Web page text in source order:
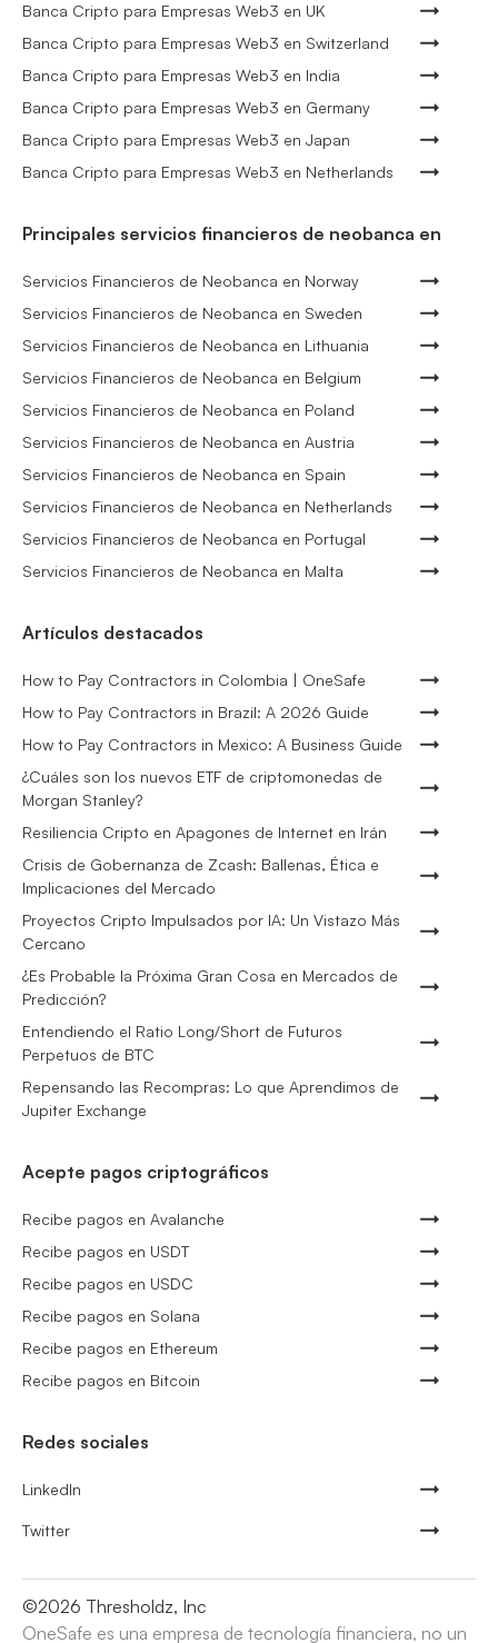
Banca Cripto para Empresas Web3 en UK
Banca Cripto para Empresas Web3 en Switzerland
Banca Cripto para Empresas Web3 en India
Banca Cripto para Empresas Web3 en Germany
Banca Cripto para Empresas Web3 en Japan
Banca Cripto para Empresas Web3 en Netherlands
Principales servicios financieros de neobanca en
Servicios Financieros de Neobanca en Norway
Servicios Financieros de Neobanca en Sweden
Servicios Financieros de Neobanca en Lithuania
Servicios Financieros de Neobanca en Belgium
Servicios Financieros de Neobanca en Poland
Servicios Financieros de Neobanca en Austria
Servicios Financieros de Neobanca en Spain
Servicios Financieros de Neobanca en Netherlands
Servicios Financieros de Neobanca en Portugal
Servicios Financieros de Neobanca en Malta
Artículos destacados
How to Pay Contractors in Colombia | OneSafe
How to Pay Contractors in Brazil: A 2026 Guide
How to Pay Contractors in Mexico: A Business Guide
¿Cuáles son los nuevos ETF de criptomonedas de
Morgan Stanley?
Resiliencia Cripto en Apagones de Internet en Irán
Crisis de Gobernanza de Zcash: Ballenas, Ética e
Implicaciones del Mercado
Proyectos Cripto Impulsados por IA: Un Vistazo Más
Cercano
¿Es Probable la Próxima Gran Cosa en Mercados de
Predicción?
Entendiendo el Ratio Long/Short de Futuros
Perpetuos de BTC
Repensando las Recompras: Lo que Aprendimos de
Jupiter Exchange
Acepte pagos criptográficos
Recibe pagos en Avalanche
Recibe pagos en USDT
Recibe pagos en USDC
Recibe pagos en Solana
Recibe pagos en Ethereum
Recibe pagos en Bitcoin
Redes sociales
LinkedIn
Twitter
©2026 Thresholdz, Inc
OneSafe es una empresa de tecnología financiera, no un